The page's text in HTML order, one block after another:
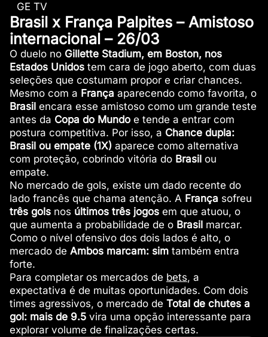
GE TV
Brasil x França Palpites – Amistoso
internacional – 26/03
O duelo no Gillette Stadium, em Boston, nos
Estados Unidostem cara de jogo aberto, com duas
seleções que costumam propor e criar chances.
Mesmo com a França aparecendo como favorita, o
Brasil encara esse amistoso como um grande teste
antes da Copa do Mundoe tende a entrar com
postura competitiva. Por isso, a Chance dupla:
Brasil ou empate (1X) aparece como alternativa
com proteção, cobrindo vitória do Brasil ou
empate.
No mercado de gols, existe um dado recente do
lado francês que chama atenção. A França sofreu
três golsnos últimos três jogosem que atuou, o
que aumenta a probabilidade de o Brasil marcar.
Como o nível ofensivo dos dois lados é alto, o
mercado de Ambos marcam: simtambém entra
forte.
Para completar os mercados de bets, a
expectativa é de muitas oportunidades. Com dois
times agressivos, o mercado de Total de chutes a
gol: mais de 9.5vira uma opção interessante para
explorar volume de finalizações certas.